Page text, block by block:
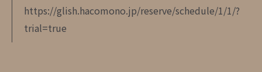
https://glish.hacomono.jp/reserve/schedule/1/1/?
trial=true